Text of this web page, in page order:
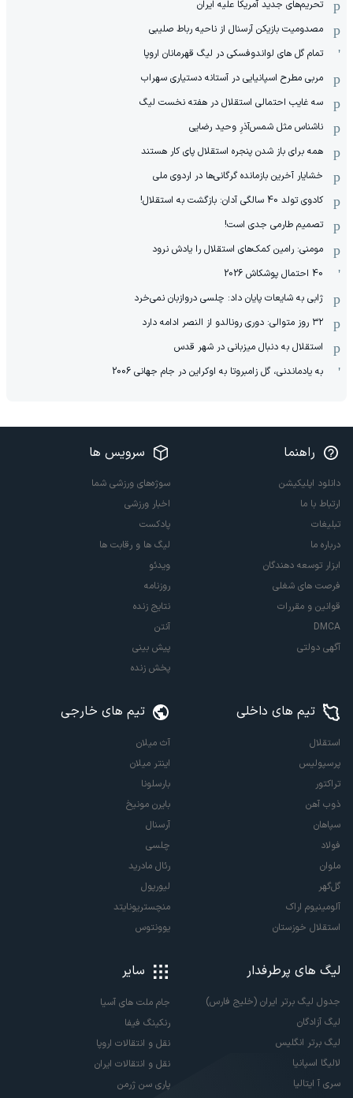
تحریم‌های جدید آمریکا علیه ایران
مصدومیت بازیکن آرسنال از ناحیه رباط صلیبی
تمام گل های لواندوفسکی در لیگ قهرمانان اروپا
مربی مطرح اسپانیایی در آستانه دستیاری سهراب
سه غایب احتمالی استقلال در هفته نخست لیگ
ناشناس مثل شمس‌آذرِ وحید رضایی
همه برای باز شدن پنجره استقلال پای کار هستند
خشایار آخرین بازمانده گرگانی‌ها در اردوی ملی
کادوی تولد 40 سالگی آدان: بازگشت به استقلال!
تصمیم طارمی جدی است!
مومنی: رامین کمک‌های استقلال را یادش نرود
40 احتمال پوشکاش 2026
ژابی به شایعات پایان داد: چلسی دروازبان نمی‌خرد
۳۲ روز متوالی: دوری رونالدو از النصر ادامه دارد
استقلال به دنبال میزبانی در شهر قدس
به یادماندنی، گل زامبروتا به اوکراین در جام جهانی 2006
راهنما
دانلود اپلیکیشن
ارتباط با ما
تبلیغات
درباره ما
ابزار توسعه دهندگان
فرصت های شغلی
قوانین و مقررات
DMCA
آگهی دولتی
سرویس ها
سوژه‌های ورزشی شما
اخبار ورزشی
پادکست
لیگ ها و رقابت ها
ویدئو
روزنامه
نتایج زنده
آنتن
پیش بینی
پخش زنده
تیم های داخلی
استقلال
پرسپولیس
تراکتور
ذوب آهن
سپاهان
فولاد
ملوان
گل‌گهر
آلومینیوم اراک
استقلال خوزستان
تیم های خارجی
آث میلان
اینتر میلان
بارسلونا
بایرن مونیخ
آرسنال
چلسی
رئال مادرید
لیورپول
منچستریونایتد
یوونتوس
لیگ های پرطرفدار
جدول لیگ برتر ایران (خلیج فارس)
لیگ آزادگان
لیگ برتر انگلیس
لالیگا اسپانیا
سری آ ایتالیا
سایر
جام ملت های آسیا
رنکینگ فیفا
نقل و انتقالات اروپا
نقل و انتقالات ایران
پاری سن ژرمن